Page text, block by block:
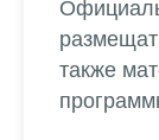
также